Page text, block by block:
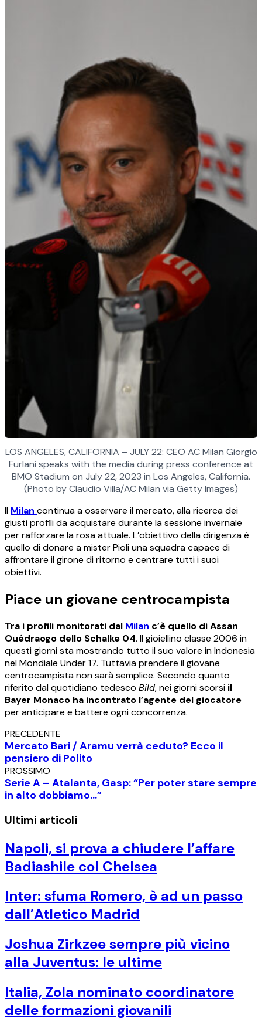
LOS ANGELES, CALIFORNIA – JULY 22: CEO AC Milan Giorgio
Furlani speaks with the media during press conference at
BMO Stadium on July 22, 2023 in Los Angeles, California.
(Photo by Claudio Villa/AC Milan via Getty Images)
Il Milan continua a osservare il mercato, alla ricerca dei
giusti profili da acquistare durante la sessione invernale
per rafforzare la rosa attuale. L’obiettivo della dirigenza è
quello di donare a mister Pioli una squadra capace di
affrontare il girone di ritorno e centrare tutti i suoi
obiettivi.
Piace un giovane centrocampista
Tra i profili monitorati dal Milan c’è quello di Assan
Ouédraogo dello Schalke 04. Il gioiellino classe 2006 in
questi giorni sta mostrando tutto il suo valore in Indonesia
nel Mondiale Under 17. Tuttavia prendere il giovane
centrocampista non sarà semplice. Secondo quanto
riferito dal quotidiano tedesco Bild, nei giorni scorsi il
Bayer Monaco ha incontrato l’agente del giocatore
per anticipare e battere ogni concorrenza.
PRECEDENTE
Mercato Bari / Aramu verrà ceduto? Ecco il
pensiero di Polito
PROSSIMO
Serie A – Atalanta, Gasp: “Per poter stare sempre
in alto dobbiamo…”
Ultimi articoli
Napoli, si prova a chiudere l’affare
Badiashile col Chelsea
Inter: sfuma Romero, è ad un passo
dall’Atletico Madrid
Joshua Zirkzee sempre più vicino
alla Juventus: le ultime
Italia, Zola nominato coordinatore
delle formazioni giovanili